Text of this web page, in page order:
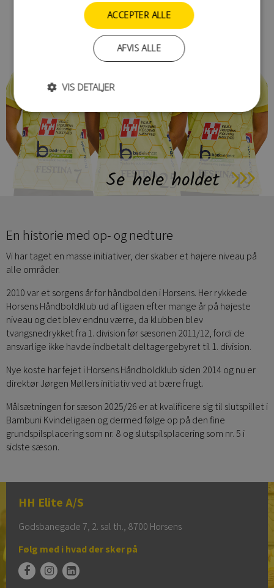
Se hele holdet
En historie med op- og nedture
Vi har taget en masse initiativer, der skaber et højere niveau på
alle områder.
2010 var et sorgens år for håndbolden i Horsens. Her rykkede
Horsens Håndboldklub ud af ligaen efter mange år på højeste
niveau og det blev endnu værre, da klubben blev
tvangsnedrykket fra 1. division før sæsonen 2011/12, fordi de
ansvarlige ikke havde indbetalt deltagergebyret til 1. division.
Nye koste har fejet i Horsens Håndboldklub siden 2014 og nu er
direktør Jørgen Møllers initiativ ved at bære frugt.
Målsætningen for sæson 2025/26 er at kvalificere sig til slutspillet i
Bambuni Kvindeligaen og dermed følge op på den fine
grundspilsplacering som nr. 8 og slutspilsplacering som nr. 5 i
sidste sæson.
HH Elite A/S
Godsbanegade 7, 2. sal th., 8700 Horsens
Følg med i hvad der sker på
ACCEPTER ALLE
AFVIS ALLE
VIS DETALJER